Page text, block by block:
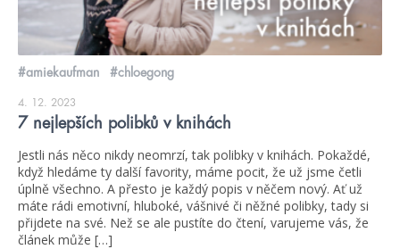
#amiekaufman #chloegong
4. 12. 2023
7 nejlepších polibků v knihách
Jestli nás něco nikdy neomrzí, tak polibky v knihách. Pokaždé,
když hledáme ty další favority, máme pocit, že už jsme četli
úplně všechno. A přesto je každý popis v něčem nový. Ať už
máte rádi emotivní, hluboké, vášnivé či něžné polibky, tady si
přijdete na své. Než se ale pustíte do čtení, varujeme vás, že
článek může […]